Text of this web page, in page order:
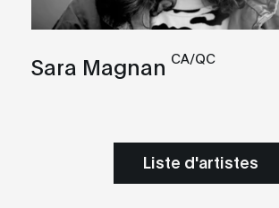
Sara Magnan CA/QC
Liste d'artistes